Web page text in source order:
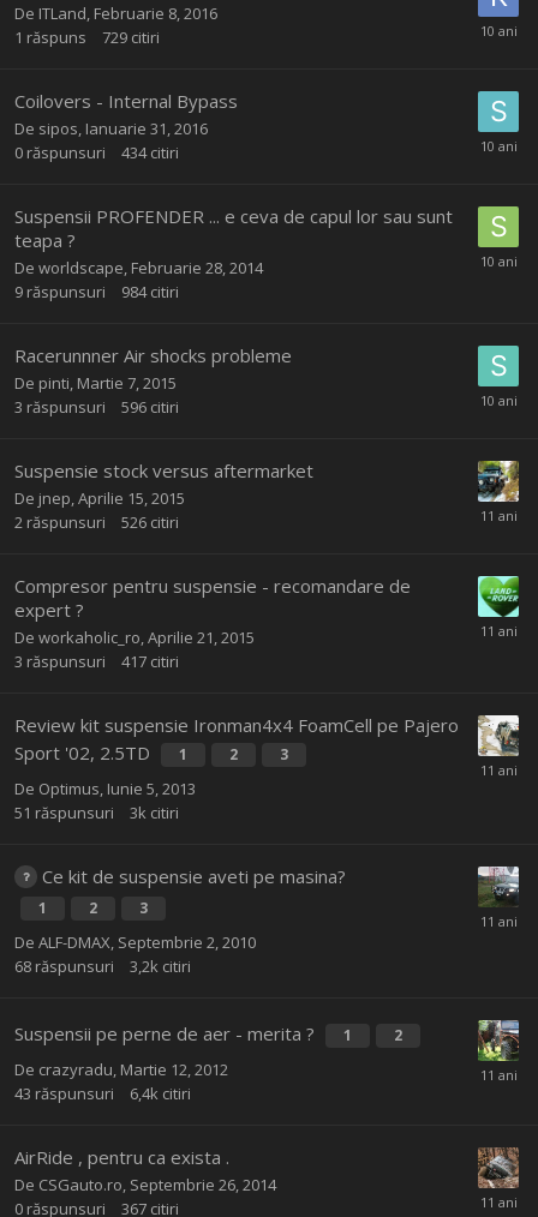
De ITLand Februarie 8, 2016
1 răspuns 729 citiri
Coilovers - Internal Bypass
De sipos Ianuarie 31, 2016
0 răspunsuri 434 citiri
Suspensii PROFENDER ... e ceva de capul lor sau sunt
teapa ?
De worldscape Februarie 28, 2014
9 răspunsuri 984 citiri
Racerunnner Air shocks probleme
De pinti Martie 7, 2015
3 răspunsuri 596 citiri
Suspensie stock versus aftermarket
De jnep Aprilie 15, 2015
2 răspunsuri 526 citiri
Compresor pentru suspensie - recomandare de
expert ?
De workaholic_ro Aprilie 21, 2015
3 răspunsuri 417 citiri
Review kit suspensie Ironman4x4 FoamCell pe Pajero
Sport '02, 2.5TD
1 2 3
De Optimus Iunie 5, 2013
51 răspunsuri 3k citiri
Ce kit de suspensie aveti pe masina?
1 2 3
De ALF-DMAX Septembrie 2, 2010
68 răspunsuri 3,2k citiri
Suspensii pe perne de aer - merita ? 1 2
De crazyradu Martie 12, 2012
43 răspunsuri 6,4k citiri
AirRide , pentru ca exista .
De CSGauto.ro Septembrie 26, 2014
0 răspunsuri 367 citiri